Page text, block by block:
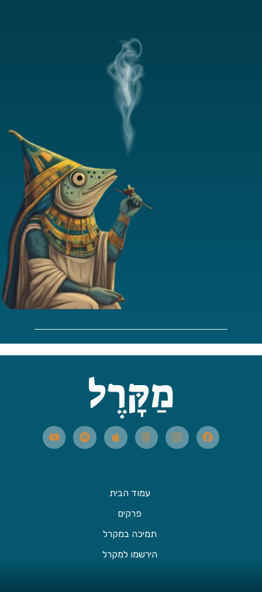
מַקָּרֶל
עמוד הבית
פרקים
תמיכה במקרל
הירשמו למקרל